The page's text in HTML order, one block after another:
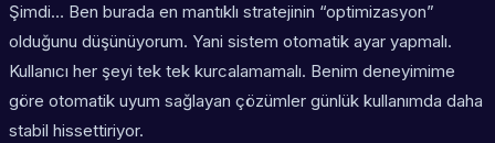
Şimdi… Ben burada en mantıklı stratejinin “optimizasyon”
olduğunu düşünüyorum. Yani sistem otomatik ayar yapmalı.
Kullanıcı her şeyi tek tek kurcalamamalı. Benim deneyimime
göre otomatik uyum sağlayan çözümler günlük kullanımda daha
stabil hissettiriyor.